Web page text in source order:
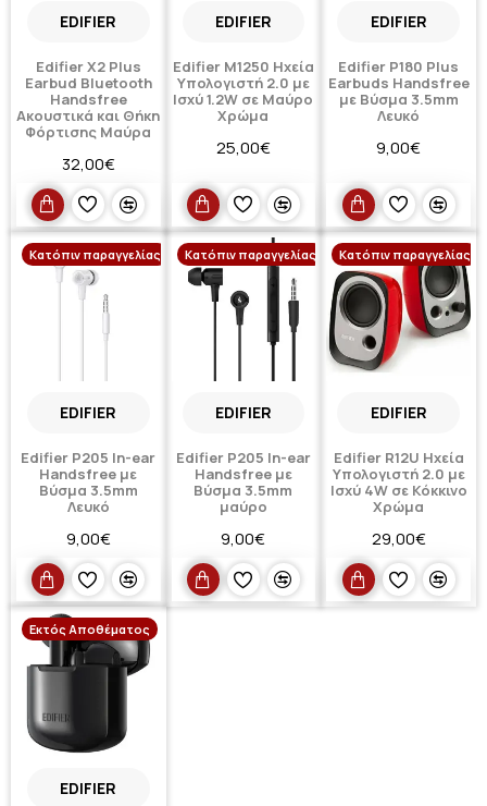
EDIFIER
Edifier X2 Plus
Earbud Bluetooth
Handsfree
Ακουστικά και Θήκη
Φόρτισης Μαύρα
32,00€
EDIFIER
Edifier M1250 Ηχεία
Υπολογιστή 2.0 με
Ισχύ 1.2W σε Μαύρο
Χρώμα
25,00€
EDIFIER
Edifier P180 Plus
Earbuds Handsfree
με Βύσμα 3.5mm
Λευκό
9,00€
Κατόπιν παραγγελίας
EDIFIER
Edifier P205 In-ear
Handsfree με
Βύσμα 3.5mm
Λευκό
9,00€
Κατόπιν παραγγελίας
EDIFIER
Edifier P205 In-ear
Handsfree με
Βύσμα 3.5mm
μαύρο
9,00€
Κατόπιν παραγγελίας
EDIFIER
Edifier R12U Ηχεία
Υπολογιστή 2.0 με
Ισχύ 4W σε Κόκκινο
Χρώμα
29,00€
-37 %
Εκτός Αποθέματος
EDIFIER